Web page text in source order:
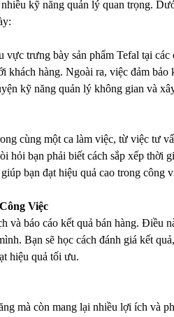
kỹ năng quản lý quan trọng.
trưng bày sản phẩm Tefal tại
khách hàng. Ngoài ra, việc đảm bảo
kỹ năng quản lý không gian và
cùng một ca làm việc, từ việc tư
hỏi bạn phải biết cách sắp xếp thời
bạn đạt hiệu quả cao trong công
Việc
và báo cáo kết quả bán hàng. Điều
Bạn sẽ học cách đánh giá kết
hiệu quả tối ưu.
mà còn mang lại nhiều lợi ích và